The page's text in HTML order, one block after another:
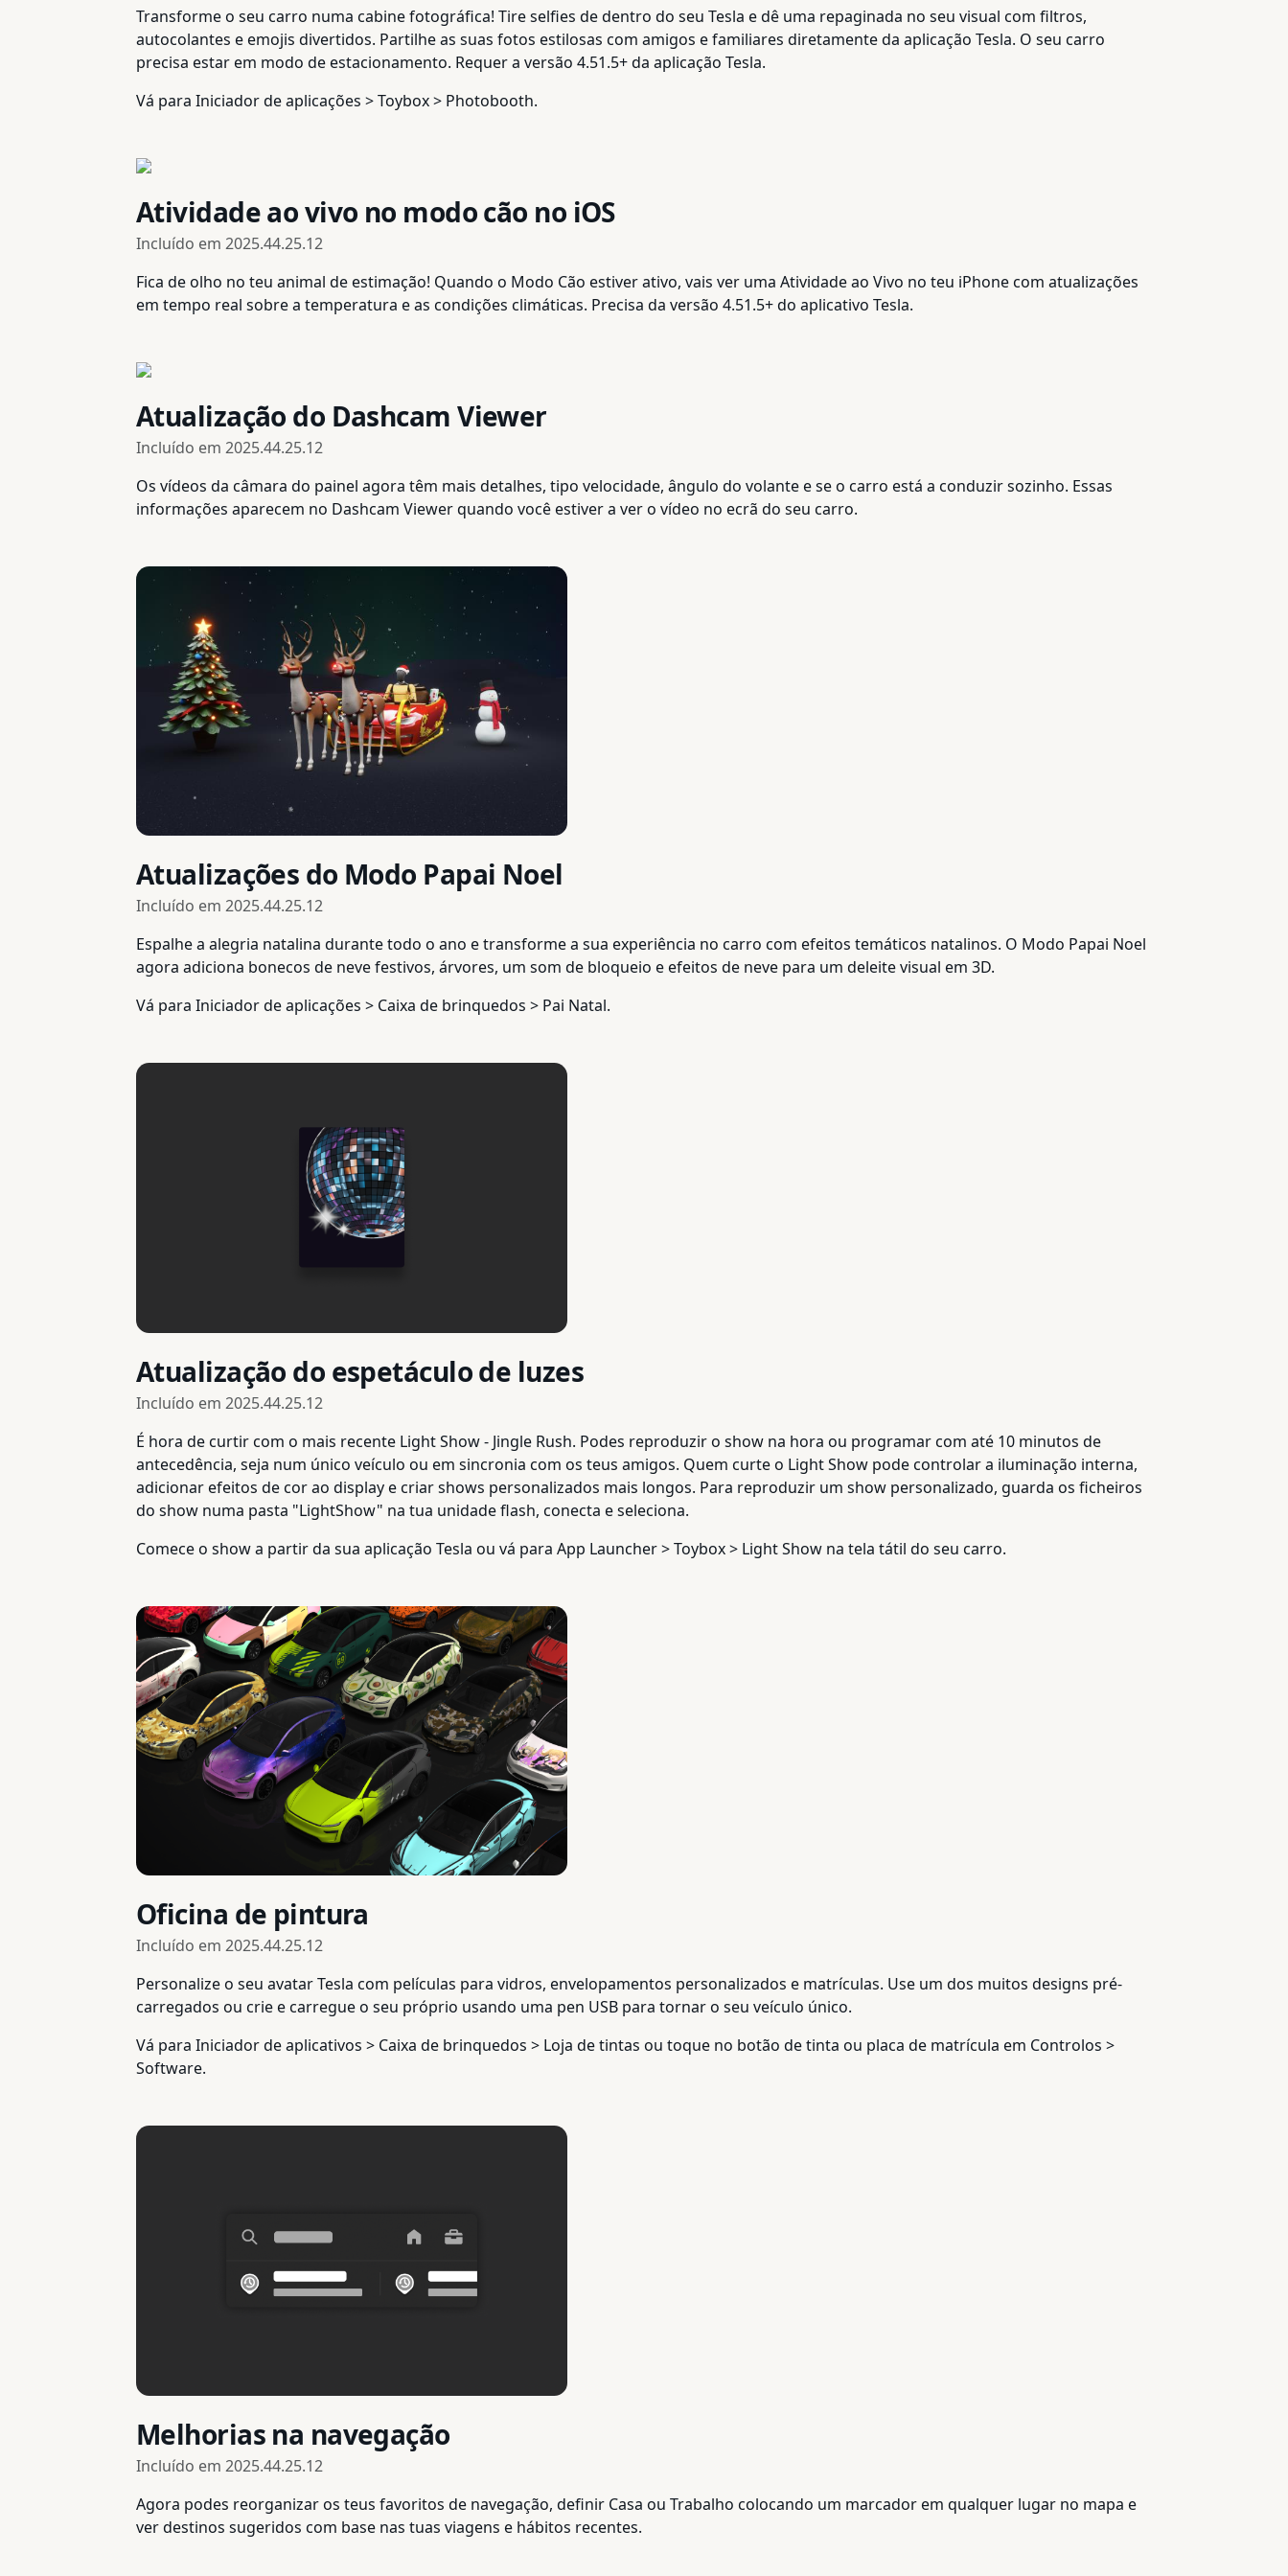
Transforme o seu carro numa cabine fotográfica! Tire selfies de dentro do seu Tesla e dê uma repaginada no seu visual com filtros,
autocolantes e emojis divertidos. Partilhe as suas fotos estilosas com amigos e familiares diretamente da aplicação Tesla. O seu carro
precisa estar em modo de estacionamento. Requer a versão 4.51.5+ da aplicação Tesla.
Vá para Iniciador de aplicações > Toybox > Photobooth.
Atividade ao vivo no modo cão no iOS
Incluído em 2025.44.25.12
Fica de olho no teu animal de estimação! Quando o Modo Cão estiver ativo, vais ver uma Atividade ao Vivo no teu iPhone com atualizações
em tempo real sobre a temperatura e as condições climáticas. Precisa da versão 4.51.5+ do aplicativo Tesla.
Atualização do Dashcam Viewer
Incluído em 2025.44.25.12
Os vídeos da câmara do painel agora têm mais detalhes, tipo velocidade, ângulo do volante e se o carro está a conduzir sozinho. Essas
informações aparecem no Dashcam Viewer quando você estiver a ver o vídeo no ecrã do seu carro.
Atualizações do Modo Papai Noel
Incluído em 2025.44.25.12
Espalhe a alegria natalina durante todo o ano e transforme a sua experiência no carro com efeitos temáticos natalinos. O Modo Papai Noel
agora adiciona bonecos de neve festivos, árvores, um som de bloqueio e efeitos de neve para um deleite visual em 3D.
Vá para Iniciador de aplicações > Caixa de brinquedos > Pai Natal.
Atualização do espetáculo de luzes
Incluído em 2025.44.25.12
É hora de curtir com o mais recente Light Show - Jingle Rush. Podes reproduzir o show na hora ou programar com até 10 minutos de
antecedência, seja num único veículo ou em sincronia com os teus amigos. Quem curte o Light Show pode controlar a iluminação interna,
adicionar efeitos de cor ao display e criar shows personalizados mais longos. Para reproduzir um show personalizado, guarda os ficheiros
do show numa pasta "LightShow" na tua unidade flash, conecta e seleciona.
Comece o show a partir da sua aplicação Tesla ou vá para App Launcher > Toybox > Light Show na tela tátil do seu carro.
Oficina de pintura
Incluído em 2025.44.25.12
Personalize o seu avatar Tesla com películas para vidros, envelopamentos personalizados e matrículas. Use um dos muitos designs pré-
carregados ou crie e carregue o seu próprio usando uma pen USB para tornar o seu veículo único.
Vá para Iniciador de aplicativos > Caixa de brinquedos > Loja de tintas ou toque no botão de tinta ou placa de matrícula em Controlos >
Software.
Melhorias na navegação
Incluído em 2025.44.25.12
Agora podes reorganizar os teus favoritos de navegação, definir Casa ou Trabalho colocando um marcador em qualquer lugar no mapa e
ver destinos sugeridos com base nas tuas viagens e hábitos recentes.